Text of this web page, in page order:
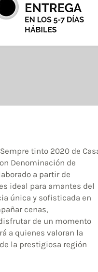
tinto 2020 de
Denominación de
a partir de
ideal para amantes del
única y sofisticada en
cenas,
de un momento
a quienes valoran la
la prestigiosa región